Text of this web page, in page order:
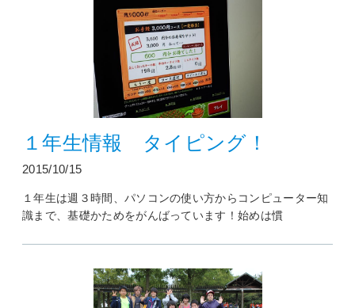
１年生情報 タイピング！
2015/10/15
１年生は週３時間、パソコンの使い方からコンピューター知
識まで、基礎かためをがんばっています！始めは慣